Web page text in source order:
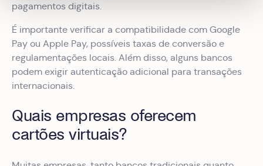
pagamentos digitais.
É importante verificar a compatibilidade com Google
Pay ou Apple Pay, possíveis taxas de conversão e
regulamentações locais. Além disso, alguns bancos
podem exigir autenticação adicional para transações
internacionais.
Quais empresas oferecem
cartões virtuais?